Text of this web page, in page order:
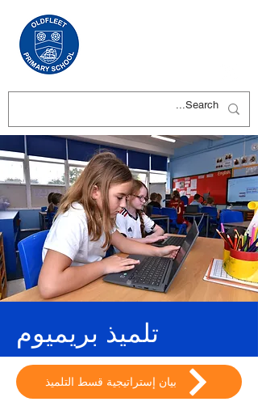
تلميذ بريميوم
بيان إستراتيجية قسط التلميذ